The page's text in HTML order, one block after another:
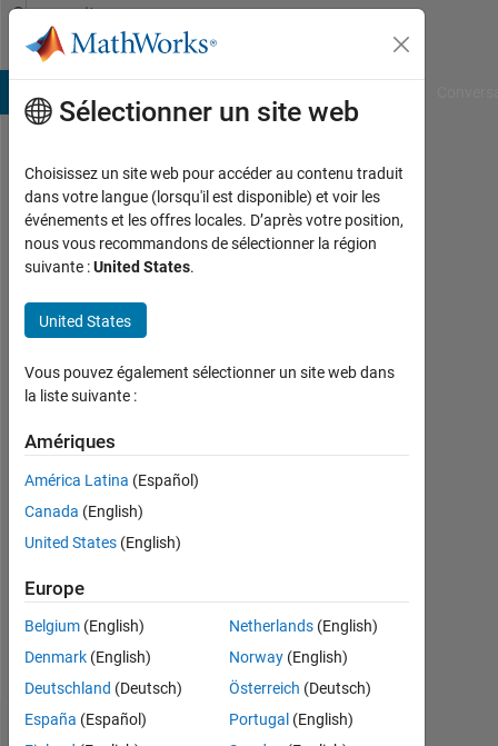
Passer au contenu
Community
Profile
ljaseon
Last
seen:
plus
de 2
ans il
|
Actif
2021
Followers:
0
Sélectionner un site web
Choisissez un site web pour accéder au contenu traduit
dans votre langue (lorsqu'il est disponible) et voir les
événements et les offres locales. D’après votre position,
nous vous recommandons de sélectionner la région
suivante :United States.
United States
Vous pouvez également sélectionner un site web dans
la liste suivante :
Amériques
América Latina (Español)
Canada (English)
United States (English)
Europe
Belgium (English)
Denmark (English)
Deutschland (Deutsch)
España (Español)
Netherlands(English)
Norway(English)
Österreich (Deutsch)
Portugal (English)